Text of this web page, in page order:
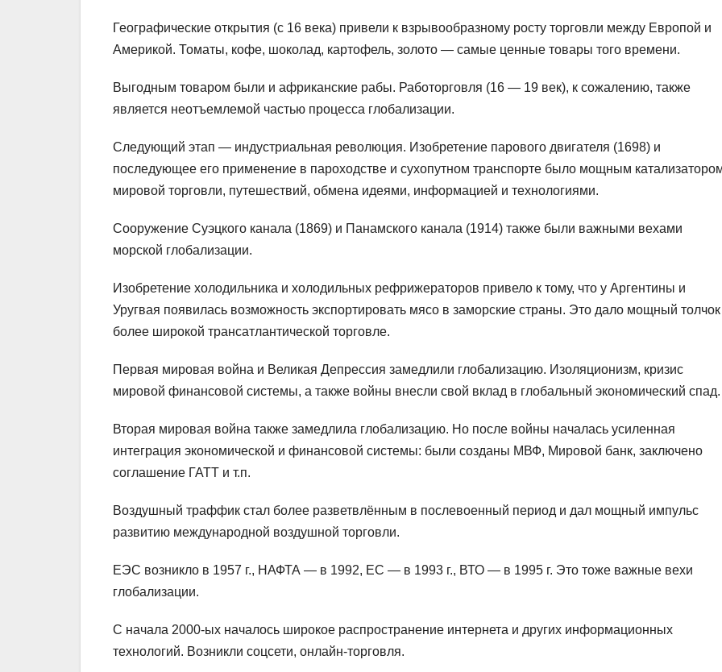
Географические открытия (с 16 века) привели к взрывообразному росту торговли между Европой и
Америкой. Томаты, кофе, шоколад, картофель, золото — самые ценные товары того времени.
Выгодным товаром были и африканские рабы. Работорговля (16 — 19 век), к сожалению, также
является неотъемлемой частью процесса глобализации.
Следующий этап — индустриальная революция. Изобретение парового двигателя (1698) и
последующее его применение в пароходстве и сухопутном транспорте было мощным
мировой торговли, путешествий, обмена идеями, информацией и технологиями.
Сооружение Суэцкого канала (1869) и Панамского канала (1914) также были важными вехами
морской глобализации.
Изобретение холодильника и холодильных рефрижераторов привело к тому, что у Аргентины и
Уругвая появилась возможность экспортировать мясо в заморские страны. Это дало мощный толчок
более широкой трансатлантической торговле.
Первая мировая война и Великая Депрессия замедлили глобализацию. Изоляционизм, кризис
мировой финансовой системы, а также войны внесли свой вклад в глобальный экономический спад.
Вторая мировая война также замедлила глобализацию. Но после войны началась усиленная
интеграция экономической и финансовой системы: были созданы МВФ, Мировой банк, заключено
соглашение ГАТТ и т.п.
Воздушный траффик стал более разветвлённым в послевоенный период и дал мощный импульс
развитию международной воздушной торговли.
ЕЭС возникло в 1957 г., НАФТА — в 1992, ЕС — в 1993 г., ВТО — в 1995 г. Это тоже важные вехи
глобализации.
С начала 2000-ых началось широкое распространение интернета и других информационных
технологий. Возникли соцсети, онлайн-торговля.